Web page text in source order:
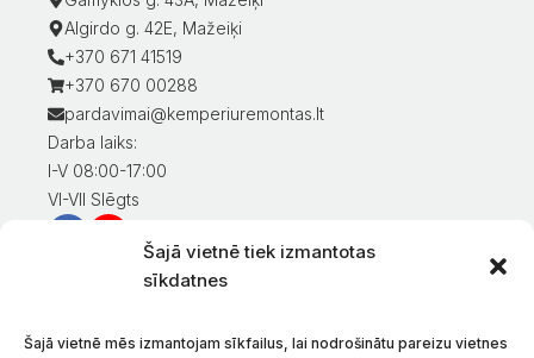
Šajā vietnē tiek izmantotas
sīkdatnes
Šajā vietnē mēs izmantojam sīkfailus, lai nodrošinātu pareizu vietnes
Algirdo g. 42E, Mažeiķi
+370 671 41519
+370 670 00288
pardavimai@kemperiuremontas.lt
Darba laiks:
I-V 08:00-17:00
VI-VII Slēgts
Informācija klientiem